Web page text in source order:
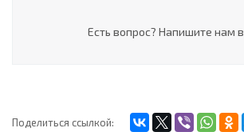
Есть вопрос? Напишите нам в
Поделиться ссылкой: